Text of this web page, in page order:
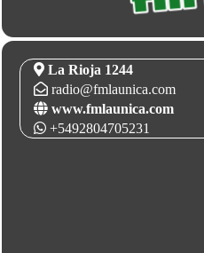
La Rioja 1244
radio@fmlaunica.com
www.fmlaunica.com
+5492804705231